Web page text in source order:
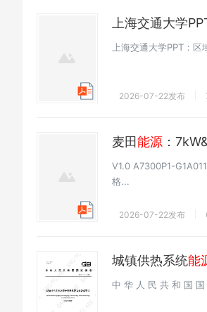
上海交通大学
上海交通大学PPT：区
2026-07-22发布
麦田能源 ：
V1.0 A7300P1-
格...
2026-07-22发布
城镇供热系统能
中 华 人 民 共 和 国